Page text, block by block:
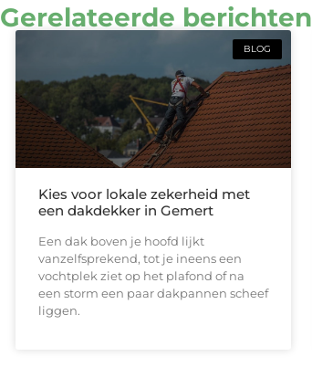
Gerelateerde berichten
BLOG
Kies voor lokale zekerheid met
een dakdekker in Gemert
Een dak boven je hoofd lijkt
vanzelfsprekend, tot je ineens een
vochtplek ziet op het plafond of na
een storm een paar dakpannen scheef
liggen.